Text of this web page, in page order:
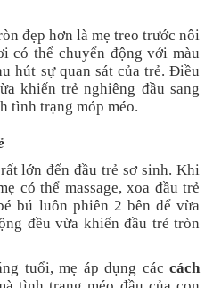
đẹp hơn là mẹ treo trước nôi
có thể chuyển động với màu
hút sự quan sát của trẻ. Điều
khiến trẻ nghiêng đầu sang
tình trạng móp méo.
lớn đến đầu trẻ sơ sinh. Khi
có thể massage, xoa đầu trẻ
bú luôn phiên 2 bên để vừa
đều vừa khiến đầu trẻ tròn
tuổi, mẹ áp dụng các cách